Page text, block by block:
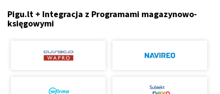
Pigu.lt + Integracja z Programami magazynowo-
księgowymi